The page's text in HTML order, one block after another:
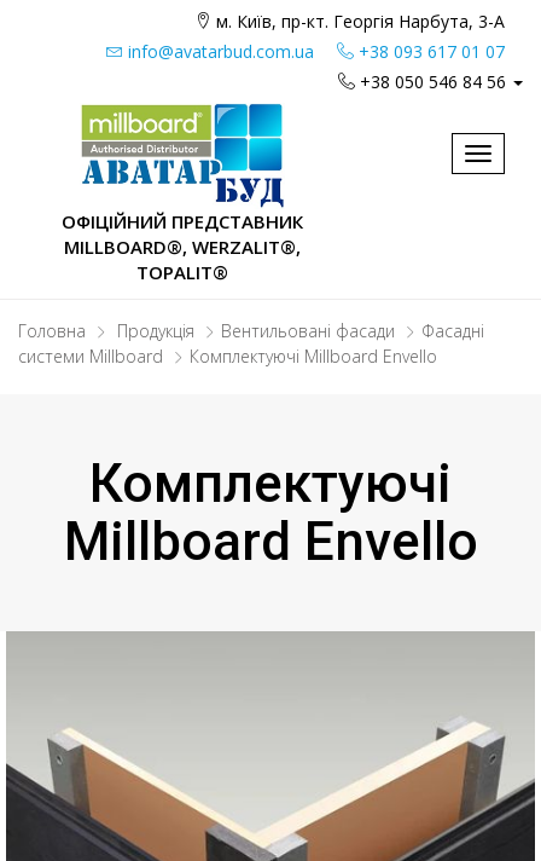
м. Київ, пр-кт. Георгія Нарбута, 3-А
info@avatarbud.com.ua
+38 093 617 01 07
+38 050 546 84 56
ОФІЦІЙНИЙ ПРЕДСТАВНИК
MILLBOARD®, WERZALIT®,
TOPALIT®
Toggle
Головна Продукція Вентильовані фасади
Фасадні
системи Millboard
Комплектуючі Millboard Envello
Комплектуючі
Millboard Envello